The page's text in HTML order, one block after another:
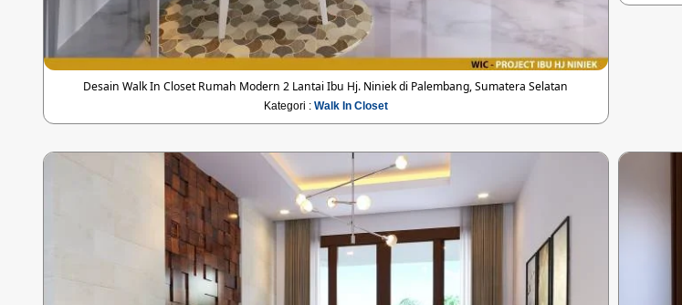
Desain Walk In Closet Rumah Modern 2 Lantai Ibu Hj. Niniek di Palembang, Sumatera Selatan
Kategori : Walk In Closet